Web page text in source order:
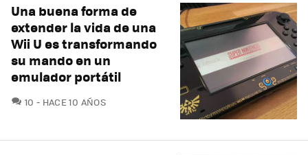
Una buena forma de
extender la vida de una
Wii U es transformando
su mando en un
emulador portátil
10 COMENTARIOS
HACE 10 AÑOS